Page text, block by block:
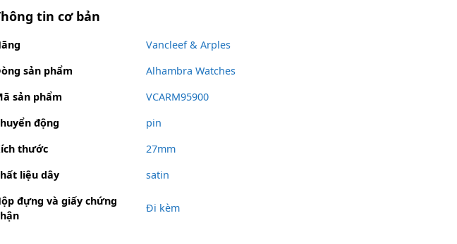
tin cơ bản
Vancleef & Arples
sản phẩm
Alhambra Watches
sản phẩm
VCARM95900
động
pin
thước
27mm
liệu dây
satin
đựng và giấy chứng
Đi kèm